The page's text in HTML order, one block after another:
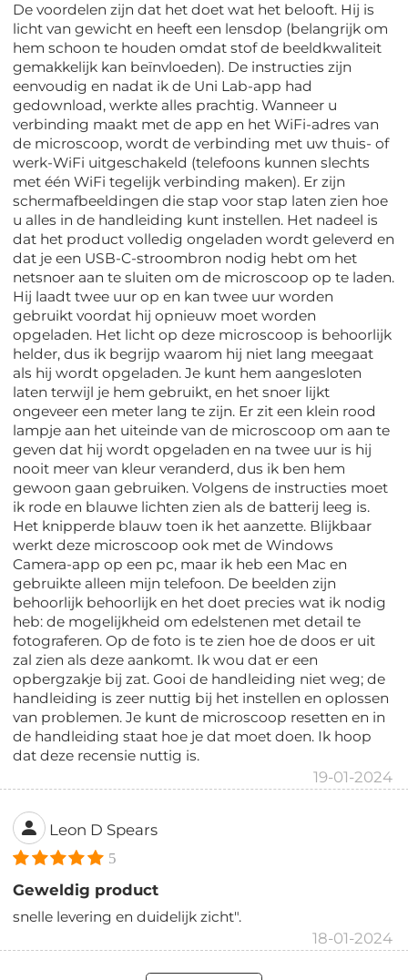
De voordelen zijn dat het doet wat het belooft. Hij is
licht van gewicht en heeft een lensdop (belangrijk om
hem schoon te houden omdat stof de beeldkwaliteit
gemakkelijk kan beïnvloeden). De instructies zijn
eenvoudig en nadat ik de Uni Lab-app had
gedownload, werkte alles prachtig. Wanneer u
verbinding maakt met de app en het WiFi-adres van
de microscoop, wordt de verbinding met uw thuis- of
werk-WiFi uitgeschakeld (telefoons kunnen slechts
met één WiFi tegelijk verbinding maken). Er zijn
schermafbeeldingen die stap voor stap laten zien hoe
u alles in de handleiding kunt instellen. Het nadeel is
dat het product volledig ongeladen wordt geleverd en
dat je een USB-C-stroombron nodig hebt om het
netsnoer aan te sluiten om de microscoop op te laden.
Hij laadt twee uur op en kan twee uur worden
gebruikt voordat hij opnieuw moet worden
opgeladen. Het licht op deze microscoop is behoorlijk
helder, dus ik begrijp waarom hij niet lang meegaat
als hij wordt opgeladen. Je kunt hem aangesloten
laten terwijl je hem gebruikt, en het snoer lijkt
ongeveer een meter lang te zijn. Er zit een klein rood
lampje aan het uiteinde van de microscoop om aan te
geven dat hij wordt opgeladen en na twee uur is hij
nooit meer van kleur veranderd, dus ik ben hem
gewoon gaan gebruiken. Volgens de instructies moet
ik rode en blauwe lichten zien als de batterij leeg is.
Het knipperde blauw toen ik het aanzette. Blijkbaar
werkt deze microscoop ook met de Windows
Camera-app op een pc, maar ik heb een Mac en
gebruikte alleen mijn telefoon. De beelden zijn
behoorlijk behoorlijk en het doet precies wat ik nodig
heb: de mogelijkheid om edelstenen met detail te
fotograferen. Op de foto is te zien hoe de doos er uit
zal zien als deze aankomt. Ik wou dat er een
opbergzakje bij zat. Gooi de handleiding niet weg; de
handleiding is zeer nuttig bij het instellen en oplossen
van problemen. Je kunt de microscoop resetten en in
de handleiding staat hoe je dat moet doen. Ik hoop
dat deze recensie nuttig is.
19-01-2024
Leon D Spears
5
Geweldig product
snelle levering en duidelijk zicht".
18-01-2024